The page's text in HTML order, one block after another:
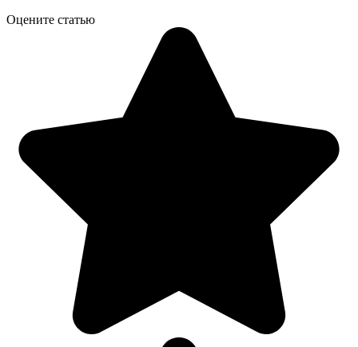
Оцените статью